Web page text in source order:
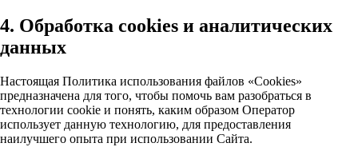
4. Обработка cookies и аналитических
данных
Настоящая Политика использования файлов «Cookies»
предназначена для того, чтобы помочь вам разобраться в
технологии cookie и понять, каким образом Оператор
использует данную технологию, для предоставления
наилучшего опыта при использовании Сайта.